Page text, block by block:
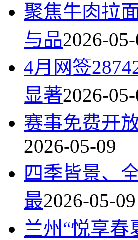
聚焦牛肉拉
与品2026-
4月网签
显著2026-
赛事免费开
2026-05-09
四季皆景、
最2026-05-09
兰州“悦享春